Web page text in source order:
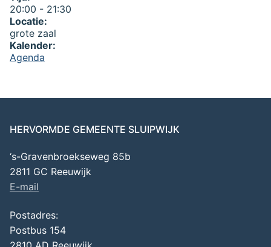
20:00 - 21:30
Locatie:
grote zaal
Kalender:
Agenda
HERVORMDE GEMEENTE SLUIPWIJK
‘s-Gravenbroekseweg 85b
2811 GC Reeuwijk
E-mail
Postadres:
Postbus 154